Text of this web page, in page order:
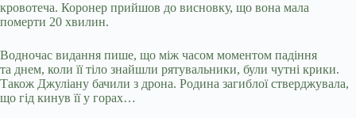
кровотеча. Коронер прийшов до висновку, що вона мала
померти 20 хвилин.
Водночас видання пише, що між часом моментом падіння
та днем, коли її тіло знайшли рятувальники, були чутні крики.
Також Джуліану бачили з дрона. Родина загиблої стверджувала,
що гід кинув її у горах…